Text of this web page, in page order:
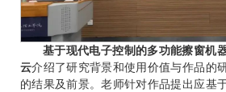
基于现代电子控制的多功能擦窗机
云介绍了研究背景和使用价值与作品的
的结果及前景。老师针对作品提出应基